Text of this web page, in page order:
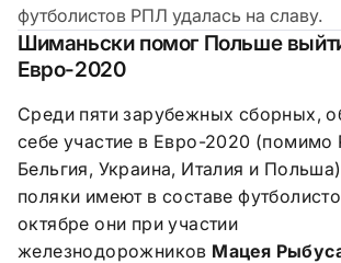
футболистов РПЛ удалась на славу.
Шиманьски помог Польше
Евро-2020
Среди пяти зарубежных сборных,
себе участие в Евро-2020 (помимо
Бельгия, Украина, Италия и
поляки имеют в составе
октябре они при участии
железнодорожников Мацея